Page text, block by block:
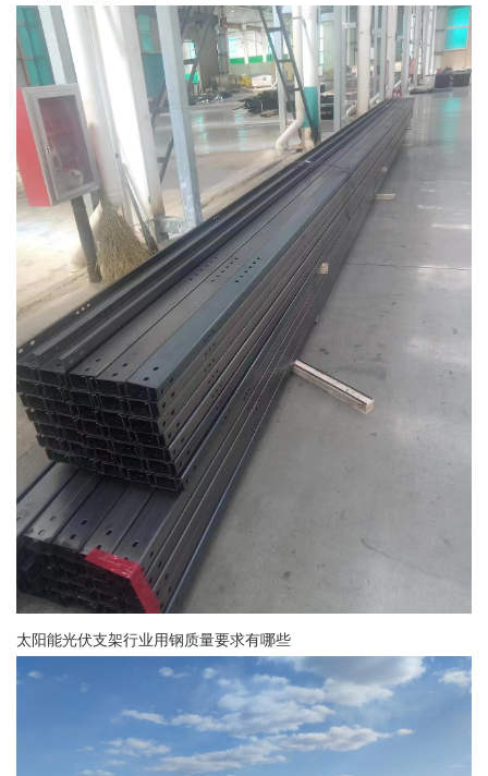
太阳能光伏支架行业用钢质量要求有哪些